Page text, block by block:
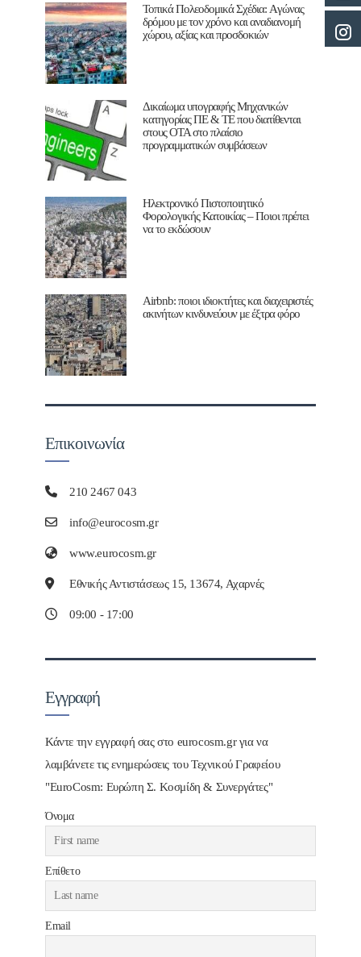
Τοπικά Πολεοδομικά Σχέδια: Aγώνας
δρόμου με τον χρόνο και αναδιανομή
χώρου, αξίας και προσδοκιών
Δικαίωμα υπογραφής Μηχανικών
κατηγορίας ΠΕ & ΤΕ που διατίθενται
στους ΟΤΑ στο πλαίσιο
προγραμματικών συμβάσεων
Ηλεκτρονικό Πιστοποιητικό
Φορολογικής Κατοικίας – Ποιοι πρέπει
να το εκδώσουν
Airbnb: ποιοι ιδιοκτήτες και διαχειριστές
ακινήτων κινδυνεύουν με έξτρα φόρο
Επικοινωνία
210 2467 043
info@eurocosm.gr
www.eurocosm.gr
Εθνικής Αντιστάσεως 15, 13674, Αχαρνές
09:00 - 17:00
Εγγραφή
Κάντε την εγγραφή σας στο eurocosm.gr για να
λαμβάνετε τις ενημερώσεις του Τεχνικού Γραφείου
"EuroCosm: Ευρώπη Σ. Κοσμίδη & Συνεργάτες"
Όνομα
Επίθετο
Email